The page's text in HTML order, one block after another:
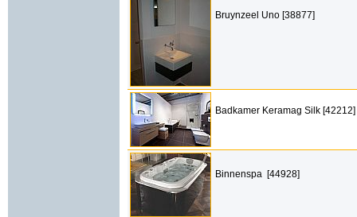
Bruynzeel Uno [38877]
Badkamer Keramag Silk [42212]
Binnenspa [44928]